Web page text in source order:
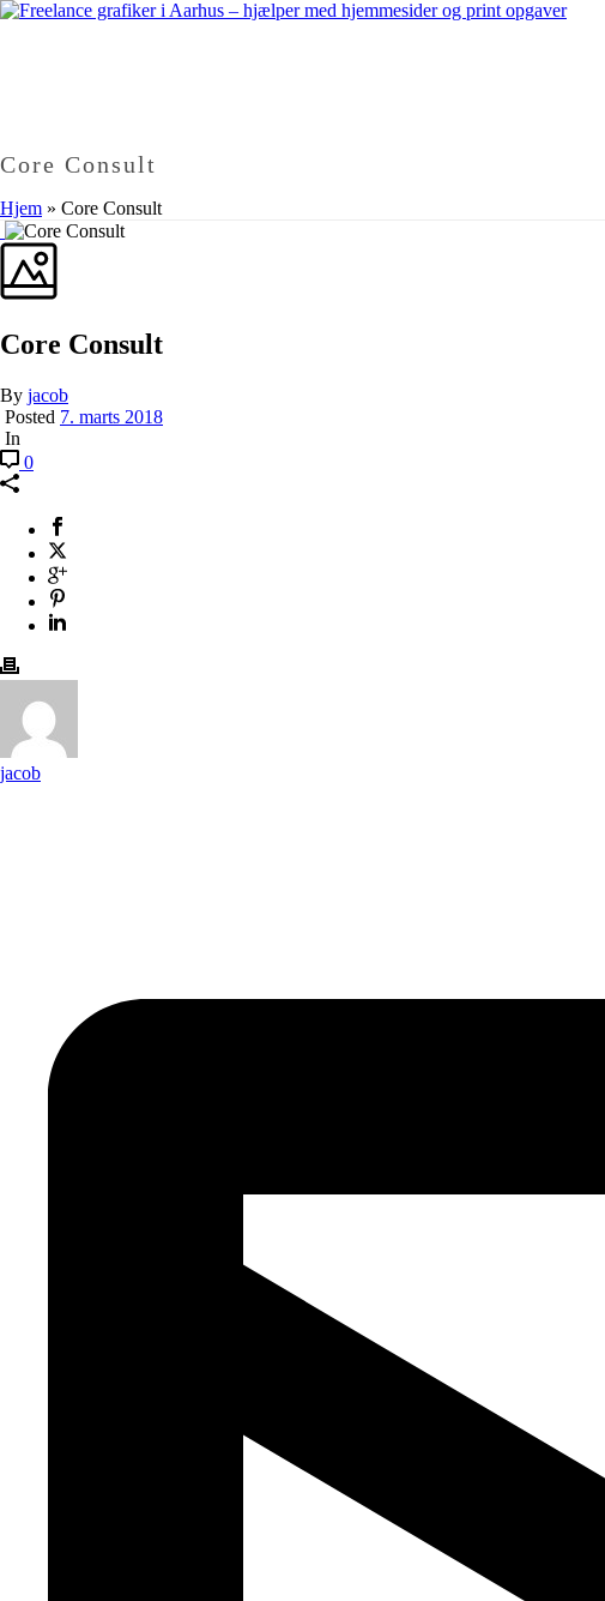
Core Consult
Hjem » Core Consult
Core Consult
By jacob
Posted 7. marts 2018
In
0
jacob